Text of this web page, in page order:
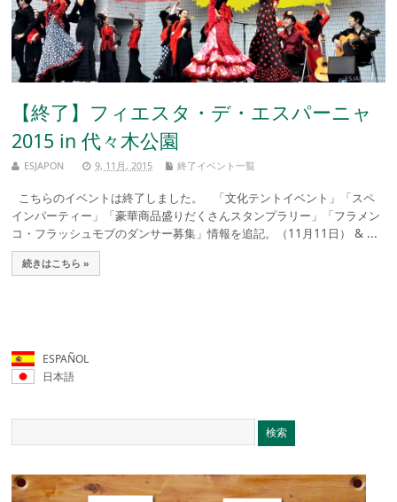
【終了】フィエスタ・デ・エスパーニャ
2015 in 代々木公園
ESJAPON 9, 11月, 2015 終了イベント一覧
こちらのイベントは終了しました。 「文化テントイベント」「スペ
インパーティー」「豪華商品盛りだくさんスタンプラリー」「フラメン
コ・フラッシュモブのダンサー募集」情報を追記。（11月11日） & ...
続きはこちら »
ESPAÑOL
日本語